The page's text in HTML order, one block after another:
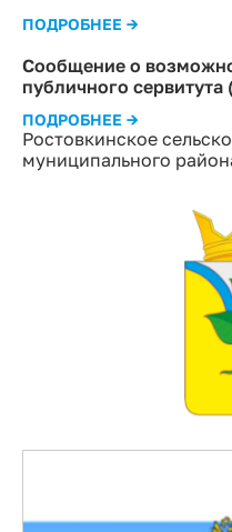
Ростовкинское
муниципального
ПОДРОБНЕЕ →
Сообщение о
публичного
ПОДРОБНЕЕ →